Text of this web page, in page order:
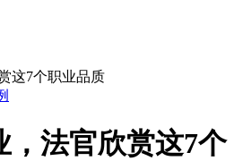
，法官欣赏这7个